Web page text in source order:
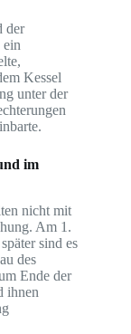
der
ein
Kessel
unter der
im
nicht mit
Am 1.
sind es
des
Ende der
ihnen